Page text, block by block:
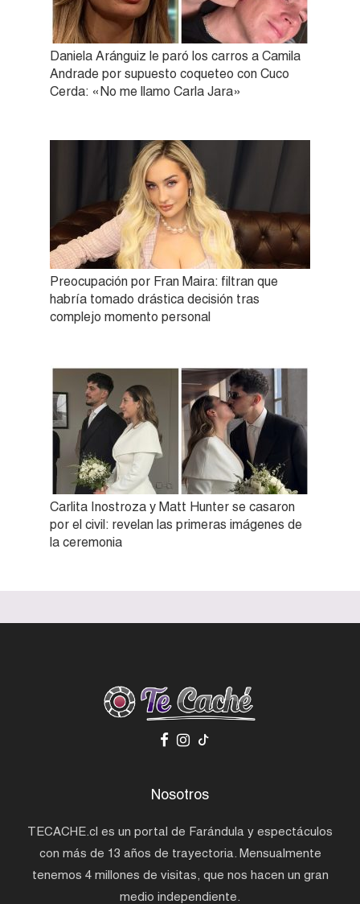
Daniela Aránguiz le paró los carros a Camila
Andrade por supuesto coqueteo con Cuco
Cerda: «No me llamo Carla Jara»
Preocupación por Fran Maira: filtran que
habría tomado drástica decisión tras
complejo momento personal
Carlita Inostroza y Matt Hunter se casaron
por el civil: revelan las primeras imágenes de
la ceremonia
Nosotros
TECACHE.cl es un portal de Farándula y espectáculos
con más de 13 años de trayectoria. Mensualmente
tenemos 4 millones de visitas, que nos hacen un gran
medio independiente.